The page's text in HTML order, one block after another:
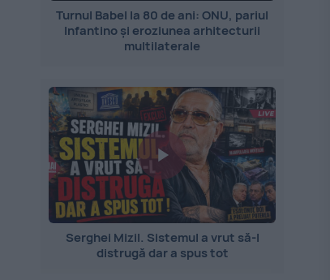
Turnul Babel la 80 de ani: ONU, pariul
Infantino și eroziunea arhitecturii
multilaterale
Serghei Mizil. Sistemul a vrut să-l
distrugă dar a spus tot